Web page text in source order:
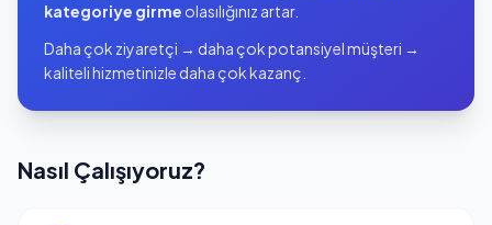
kategoriye girme olasılığınız artar.
Daha çok ziyaretçi → daha çok potansiyel müşteri →
kaliteli hizmetinizle daha çok kazanç.
Nasıl Çalışıyoruz?